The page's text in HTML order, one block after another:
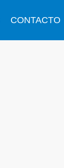
CONTACTO